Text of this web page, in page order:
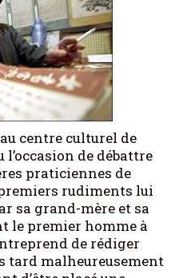
centre culturel de
de débattre
praticiennes de
rudiments lui
sa grand-mère et sa
le premier homme à
de rédiger
tard malheureusement